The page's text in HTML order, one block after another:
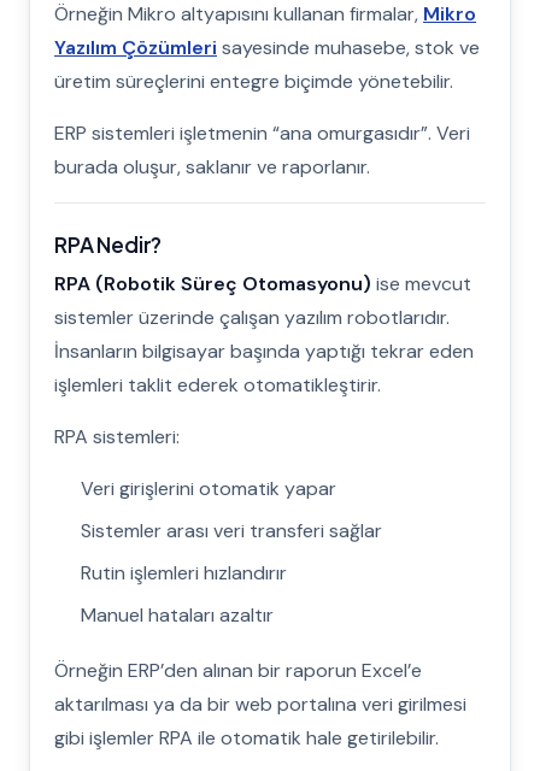
Örneğin Mikro altyapısını kullanan firmalar, Mikro
Yazılım Çözümleri sayesinde muhasebe, stok ve
üretim süreçlerini entegre biçimde yönetebilir.
ERP sistemleri işletmenin “ana omurgasıdır”. Veri
burada oluşur, saklanır ve raporlanır.
RPA Nedir?
RPA (Robotik Süreç Otomasyonu) ise mevcut
sistemler üzerinde çalışan yazılım robotlarıdır.
İnsanların bilgisayar başında yaptığı tekrar eden
işlemleri taklit ederek otomatikleştirir.
RPA sistemleri:
Veri girişlerini otomatik yapar
Sistemler arası veri transferi sağlar
Rutin işlemleri hızlandırır
Manuel hataları azaltır
Örneğin ERP’den alınan bir raporun Excel’e
aktarılması ya da bir web portalına veri girilmesi
gibi işlemler RPA ile otomatik hale getirilebilir.